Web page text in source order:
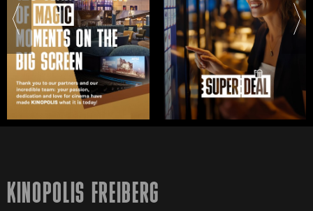
KINOPOLIS FREIBERG